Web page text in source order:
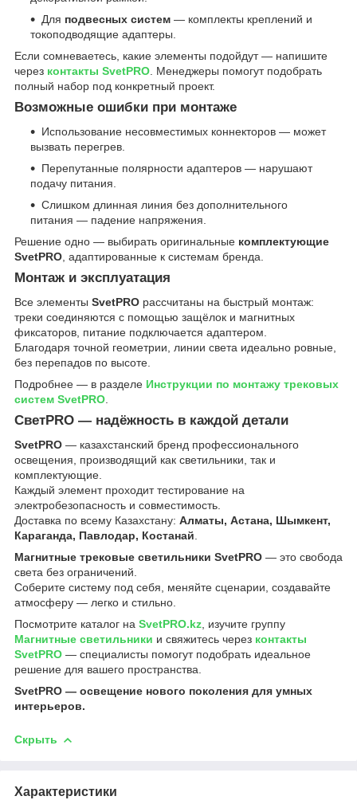
Для подвесных систем — комплекты креплений и
токоподводящие адаптеры.
Если сомневаетесь, какие элементы подойдут — напишите
через контакты SvetPRO. Менеджеры помогут подобрать
полный набор под конкретный проект.
Возможные ошибки при монтаже
Использование несовместимых коннекторов — может
вызвать перегрев.
Перепутанные полярности адаптеров — нарушают
подачу питания.
Слишком длинная линия без дополнительного
питания — падение напряжения.
Решение одно — выбирать оригинальные комплектующие
SvetPRO, адаптированные к системам бренда.
Монтаж и эксплуатация
Все элементы SvetPRO рассчитаны на быстрый монтаж:
треки соединяются с помощью защёлок и магнитных
фиксаторов, питание подключается адаптером.
Благодаря точной геометрии, линии света идеально ровные,
без перепадов по высоте.
Подробнее — в разделе Инструкции по монтажу трековых
систем SvetPRO
СветPRO — надёжность в каждой детали
SvetPRO — казахстанский бренд профессионального
освещения, производящий как светильники, так и
комплектующие.
Каждый элемент проходит тестирование на
электробезопасность и совместимость.
Доставка по всему Казахстану: Алматы, Астана, Шымкент,
Караганда, Павлодар, Костанай
Магнитные трековые светильники SvetPRO — это свобода
света без ограничений.
Соберите систему под себя, меняйте сценарии, создавайте
атмосферу — легко и стильно.
Посмотрите каталог на SvetPRO.kz , изучите группу
Магнитные светильники и свяжитесь через контакты
SvetPRO — специалисты помогут подобрать идеальное
решение для вашего пространства.
SvetPRO — освещение нового поколения для умных
интерьеров.
Скрыть
Характеристики